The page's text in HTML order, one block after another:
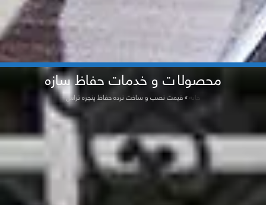
محصولات و خدمات حفاظ سازه
خانه»قیمت نصب و ساخت نرده حفاظ پنجره تراس